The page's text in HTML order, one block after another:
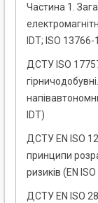
Частина 1.
IDT; ISO
ДСТУ ISO
IDT)
ДСТУ EN ISO
принципи
ризиків (EN
ДСТУ EN ISO